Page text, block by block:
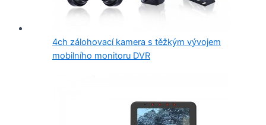
4ch zálohovací kamera s těžkým vývojem
mobilního monitoru DVR